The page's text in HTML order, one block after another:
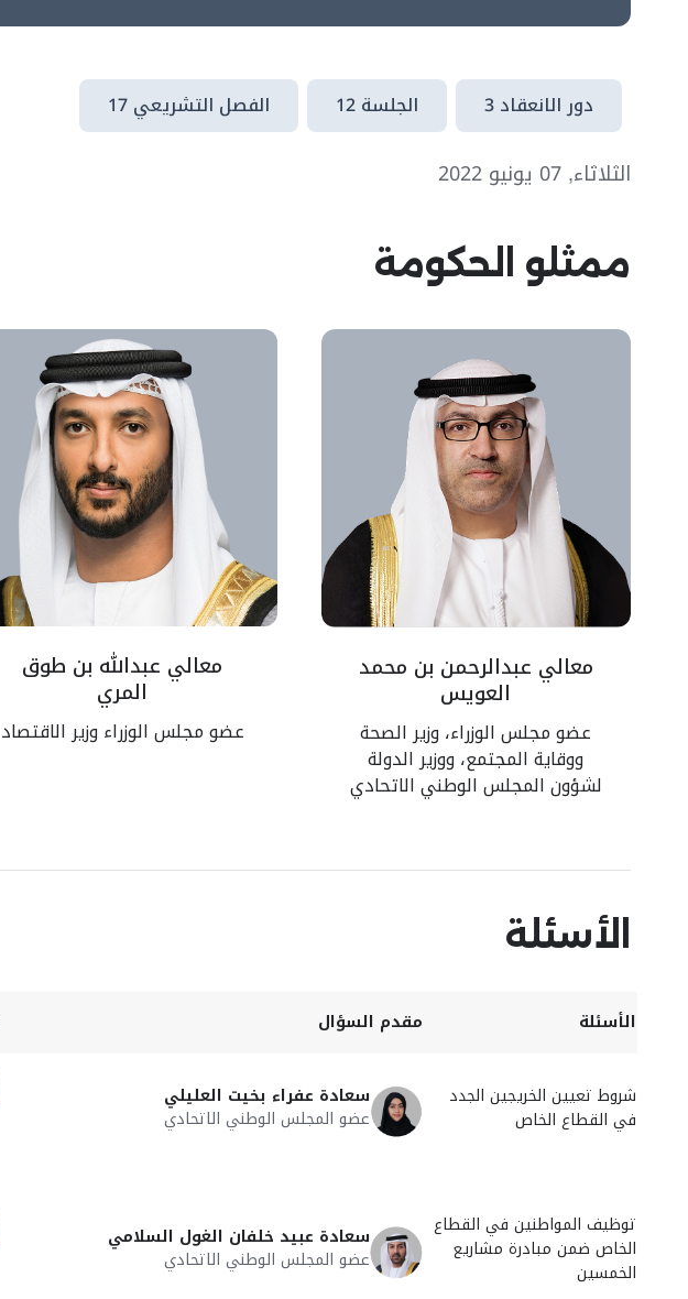
دور الانعقاد 3 الجلسة 12 الفصل التشريعي 17
الثلاثاء, 07 يونيو 2022
ممثلو الحكومة
معالي عبدالرحمن بن محمد
العويس
عضو مجلس الوزراء، وزير الصحة
ووقاية المجتمع، ووزير الدولة
لشؤون المجلس الوطني الاتحادي
معالي عبدالله بن طوق
المري
عضو مجلس الوزراء وزير الاقتصاد
الأسئلة
الأسئلة مقدم السؤال
شروط تعيين الخريجين الجدد
في القطاع الخاص
سعادة عفراء بخيت العليلي
عضو المجلس الوطني الاتحادي
توظيف المواطنين في القطاع
الخاص ضمن مبادرة مشاريع
الخمسين
سعادة عبيد خلفان الغول السلامي
عضو المجلس الوطني الاتحادي